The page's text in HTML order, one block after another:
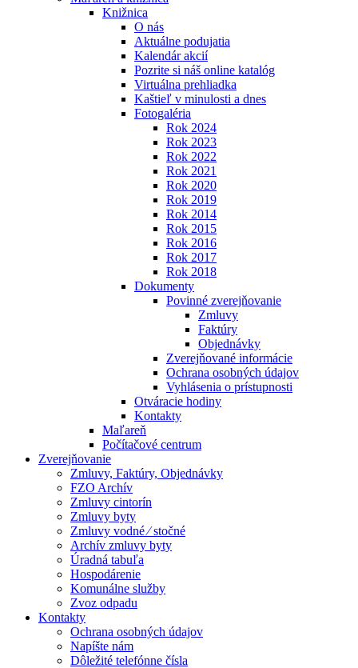
Knižnica
O nás
Aktuálne podujatia
Kalendár akcií
Pozrite si náš online katalóg
Virtuálna prehliadka
Kaštieľ v minulosti a dnes
Fotogaléria
Rok 2024
Rok 2023
Rok 2022
Rok 2021
Rok 2020
Rok 2019
Rok 2014
Rok 2015
Rok 2016
Rok 2017
Rok 2018
Dokumenty
Povinné zverejňovanie
Zmluvy
Faktúry
Objednávky
Zverejňované informácie
Ochrana osobných údajov
Vyhlásenia o prístupnosti
Otváracie hodiny
Kontakty
Maľareň
Počítačové centrum
Zverejňovanie
Zmluvy, Faktúry, Objednávky
FZO Archív
Zmluvy cintorín
Zmluvy byty
Zmluvy vodné ⁄ stočné
Archív zmluvy byty
Úradná tabuľa
Hospodárenie
Komunálne služby
Zvoz odpadu
Kontakty
Ochrana osobných údajov
Napíšte nám
Dôležité telefónne čísla